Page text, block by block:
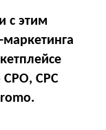
с этим
CPC